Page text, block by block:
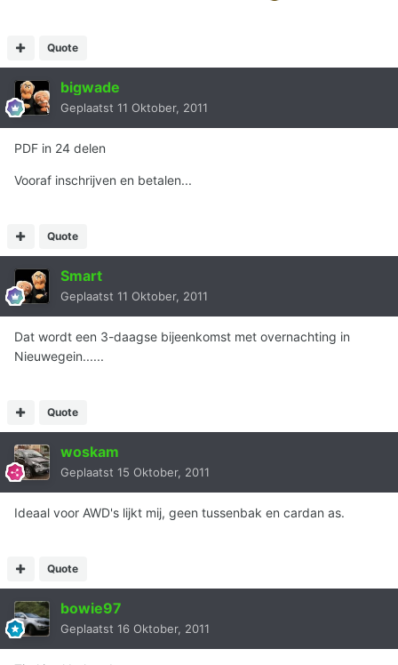
Quote
bigwade
Geplaatst 11 Oktober, 2011
PDF in 24 delen
Vooraf inschrijven en betalen...
Quote
Smart
Geplaatst 11 Oktober, 2011
Dat wordt een 3-daagse bijeenkomst met overnachting in
Nieuwegein......
Quote
woskam
Geplaatst 15 Oktober, 2011
Ideaal voor AWD's lijkt mij, geen tussenbak en cardan as.
Quote
bowie97
Geplaatst 16 Oktober, 2011